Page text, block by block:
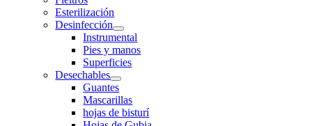
Esterilización
Desinfección
Instrumental
Pies y manos
Superficies
Desechables
Guantes
Mascarillas
hojas de bisturí